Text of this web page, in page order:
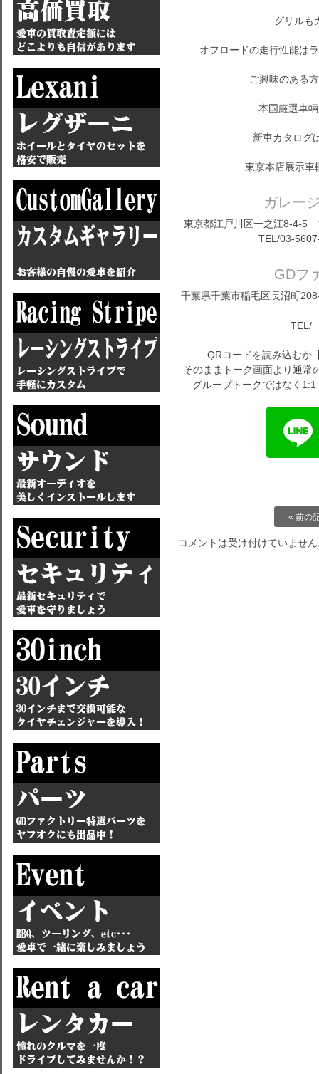
グリルも
オフロードの走行性能は
ご興味のある
本国厳選車
新車カタログ
東京本店展示
ガレー
東京都江戸川区一之江8-4-5
TEL/03-
GDフ
千葉県千葉市稲毛区長沼町
TEL/
QRコードを読み込むか
そのままトーク画面より通常
グループトークではなく
« 前の
コメントは受け付けていませ